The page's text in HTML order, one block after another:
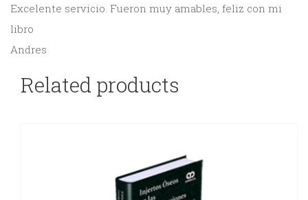
Excelente servicio. Fueron muy amables, feliz con mi
libro
Andres
Related products